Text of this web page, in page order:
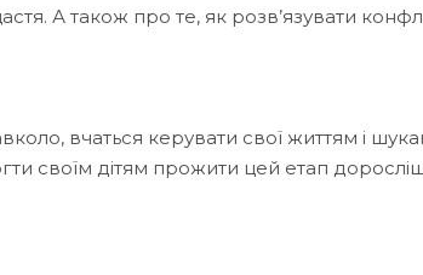
А також про те, як розв’язувати
вчаться керувати свої життям і
своїм дітям прожити цей етап